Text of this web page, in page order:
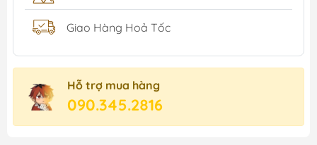
Giao Hàng Hoả Tốc
Hỗ trợ mua hàng
090.345.2816